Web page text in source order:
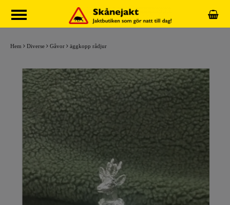
Hem Diverse Gåvor äggkopp rådjur